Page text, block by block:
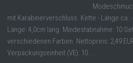
mit Karabinerverschluss. Kette - Länge ca.:
Länge: 4,0cm lang. Mindestabnahme: 10
verschiedenen Farben. Nettopreis: 2,49
Verpackungseinheit (VE): 10 ...